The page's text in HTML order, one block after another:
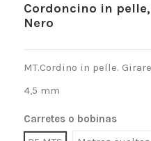
Cordoncino in pelle,
Nero
MT.Cordino in pelle.
4,5 mm
Carretes o bobinas